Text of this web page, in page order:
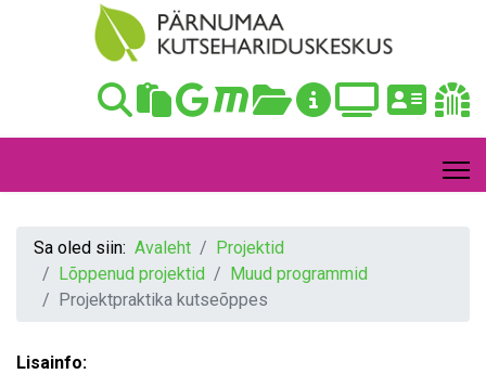
Sa oled siin: Avaleht
Projektid
Lõppenud projektid
Muud programmid
Projektpraktika kutseõppes
Lisainfo: